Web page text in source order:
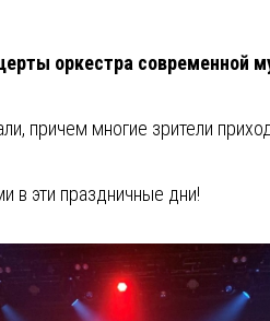
оркестра современной
причем многие зрители
в эти праздничные дни!